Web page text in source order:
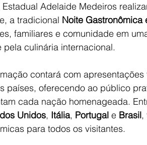
Estadual Adelaide Medeiros
a tradicional Noite Gastronômica
familiares e comunidade em
pela culinária internacional.
contará com
países, oferecendo ao público
cada nação homenageada.
Unidos, Itália, Portugal e Brasil,
para todos os visitantes.